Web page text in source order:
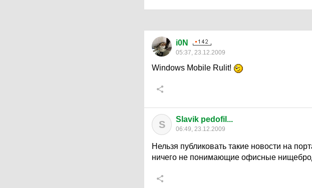
i0N
05:37, 23.12.2009
Windows Mobile Rulit!
S Slavik pedofil...
06:49, 23.12.2009
Нельзя публиковать такие новости на
ничего не понимающие офисные